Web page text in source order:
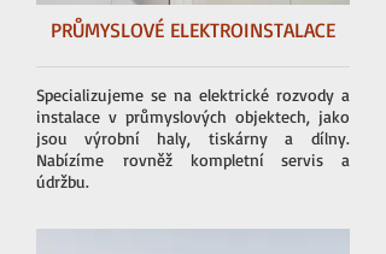
PRŮMYSLOVÉ ELEKTROINSTALACE
Specializujeme se na elektrické rozvody a
instalace v průmyslových objektech, jako
jsou výrobní haly, tiskárny a dílny.
Nabízíme rovněž kompletní servis a
údržbu.